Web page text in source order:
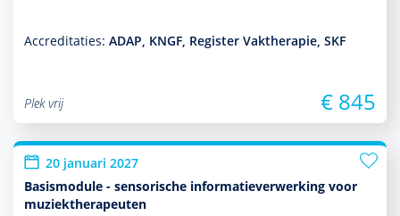
Accreditaties: ADAP, KNGF, Register Vaktherapie, SKF
Plek vrij € 845
20 januari 2027
Basismodule - sensorische informatieverwerking voor
muziektherapeuten